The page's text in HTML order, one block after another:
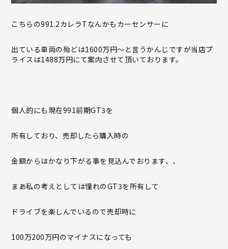
こちらの991.2カレラTなんかもカーセンサーに
出ている車両の殆どは1600万円〜と言うかんじですが当店プ
ライスは1488万円にて案内させて頂いております。
個人的にも現在991前期GT3を
所有しており、売却したら購入時の
金額からはかなり下がる事を見込んでおります、、
まあ私の考えとしては憧れのGT3を所有して
ドライブを楽しんでいるので売却時に
100万200万円のマイナスになっても